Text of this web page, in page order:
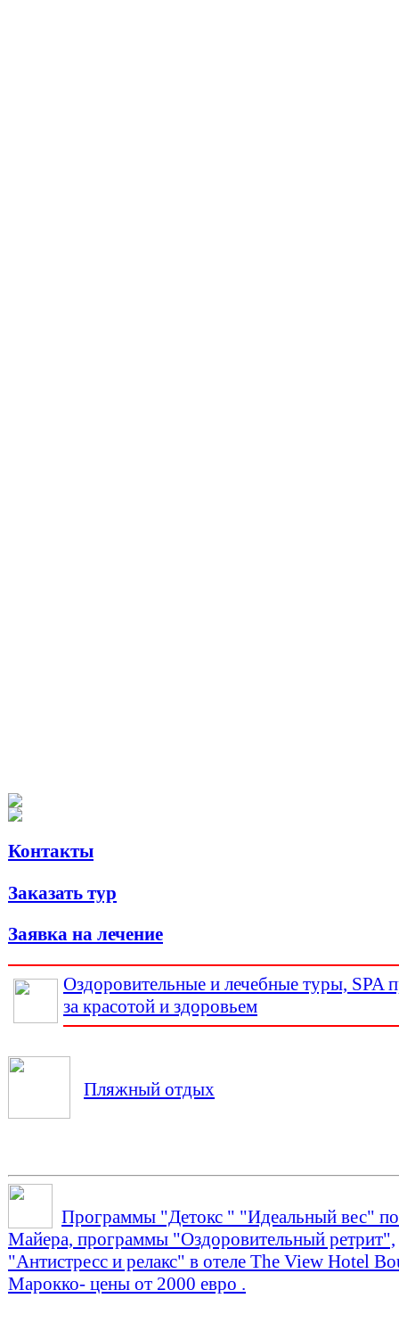
Контакты
Заказать тур
Заявка на лечение
Оздоровительные и лечебные туры, SPA
за красотой и здоровьем
Пляжный отдых
Программы "Детокс " "Идеальный вес"
Майера, программы "Оздоровительный ретрит",
"Антистресс и релакс" в отеле The View Hotel
Марокко- цены от 2000 евро .